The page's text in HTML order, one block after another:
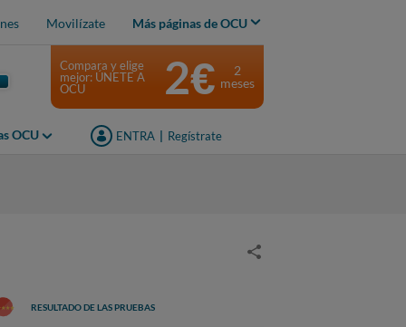
Movilízate Más páginas de OCU
OCU ENTRA Regístrate
Compara y elige
mejor: ÚNETE A
OCU
2€
2
meses
RESULTADO DE LAS PRUEBAS